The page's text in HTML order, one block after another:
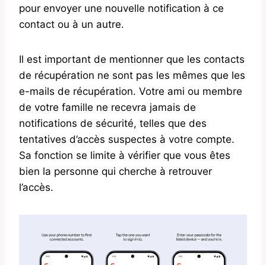
pour envoyer une nouvelle notification à ce
contact ou à un autre.
Il est important de mentionner que les contacts
de récupération ne sont pas les mêmes que les
e-mails de récupération. Votre ami ou membre
de votre famille ne recevra jamais de
notifications de sécurité, telles que des
tentatives d’accès suspectes à votre compte.
Sa fonction se limite à vérifier que vous êtes
bien la personne qui cherche à retrouver
l’accès.